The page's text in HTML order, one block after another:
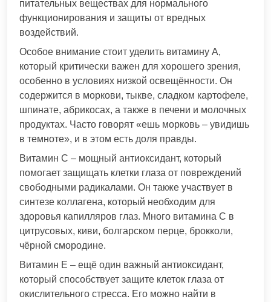
питательных веществах для нормального
функционирования и защиты от вредных
воздействий.
Особое внимание стоит уделить витамину А,
который критически важен для хорошего зрения,
особенно в условиях низкой освещённости. Он
содержится в моркови, тыкве, сладком картофеле,
шпинате, абрикосах, а также в печени и молочных
продуктах. Часто говорят «ешь морковь – увидишь
в темноте», и в этом есть доля правды.
Витамин С – мощный антиоксидант, который
помогает защищать клетки глаза от повреждений
свободными радикалами. Он также участвует в
синтезе коллагена, который необходим для
здоровья капилляров глаз. Много витамина С в
цитрусовых, киви, болгарском перце, брокколи,
чёрной смородине.
Витамин Е – ещё один важный антиоксидант,
который способствует защите клеток глаза от
окислительного стресса. Его можно найти в